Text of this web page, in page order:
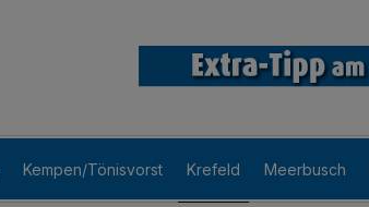
Kempen/Tönisvorst Krefeld Meerbusch